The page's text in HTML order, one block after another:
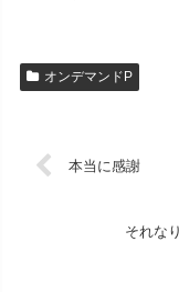
オンデマンドP
本当に感謝
それな